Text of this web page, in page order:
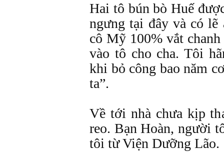
Hai tô bún bò Huế
ngưng tại đây và có
cô Mỹ 100% vắt
vào tô cho cha. Tôi
khi bỏ công bao năm
ta”.
Về tới nhà chưa kịp
reo. Bạn Hoàn, người
tôi từ Viện Dưỡng Lão.